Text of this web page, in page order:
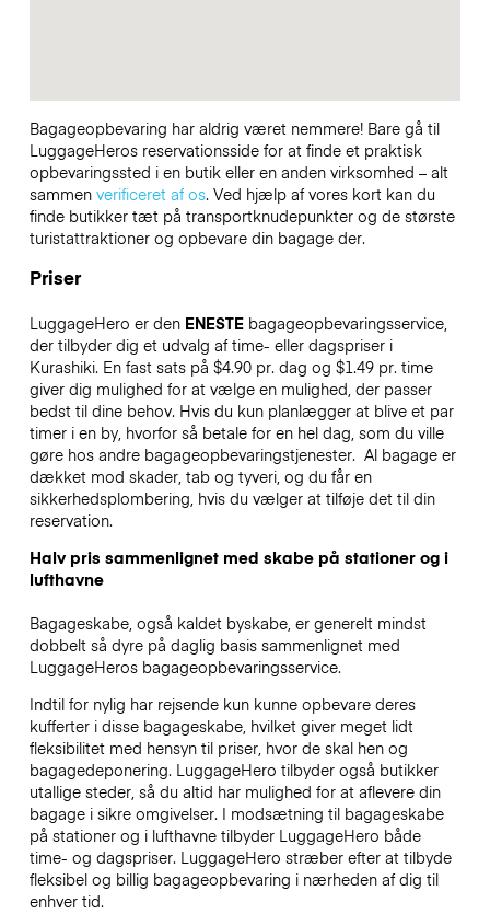
Bagageopbevaring har aldrig været nemmere! Bare gå til
LuggageHeros reservationsside for at finde et praktisk
opbevaringssted i en butik eller en anden virksomhed – alt
sammen verificeret af os. Ved hjælp af vores kort kan du
finde butikker tæt på transportknudepunkter og de største
turistattraktioner og opbevare din bagage der.
Priser
LuggageHero er den ENESTEbagageopbevaringsservice,
der tilbyder dig et udvalg af time- eller dagspriser i
Kurashiki. En fast sats på $4.90 pr. dag og $1.49 pr. time
giver dig mulighed for at vælge en mulighed, der passer
bedst til dine behov. Hvis du kun planlægger at blive et par
timer i en by, hvorfor så betale for en hel dag, som du ville
gøre hos andre bagageopbevaringstjenester. Al bagage er
dækket mod skader, tab og tyveri, og du får en
sikkerhedsplombering, hvis du vælger at tilføje det til din
reservation.
Halv pris sammenlignet med skabe på stationer og i
lufthavne
Bagageskabe, også kaldet byskabe, er generelt mindst
dobbelt så dyre på daglig basis sammenlignet med
LuggageHeros bagageopbevaringsservice.
Indtil for nylig har rejsende kun kunne opbevare deres
kufferter i disse bagageskabe, hvilket giver meget lidt
fleksibilitet med hensyn til priser, hvor de skal hen og
bagagedeponering. LuggageHero tilbyder også butikker
utallige steder, så du altid har mulighed for at aflevere din
bagage i sikre omgivelser. I modsætning til bagageskabe
på stationer og i lufthavne tilbyder LuggageHero både
time- og dagspriser. LuggageHero stræber efter at tilbyde
fleksibel og billig bagageopbevaring i nærheden af dig til
enhver tid.